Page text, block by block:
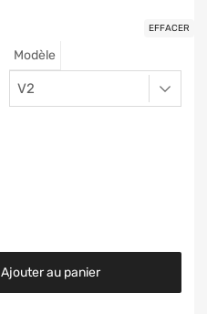
Modèle
EFFACER
Ajouter au panier